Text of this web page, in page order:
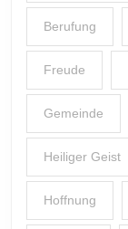
Berufung
Freude
Gemeinde
Heiliger Geist
Hoffnung